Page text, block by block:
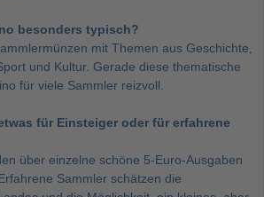
besonders typisch?
mit Themen aus Geschichte,
und Kultur. Gerade diese thematische
für viele Sammler reizvoll.
für Einsteiger oder für erfahrene
über einzelne schöne 5-Euro-Ausgaben
Sammler schätzen die